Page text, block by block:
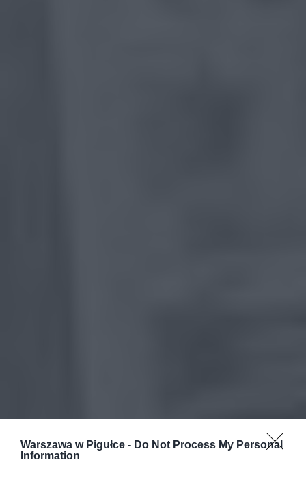
Warszawa w Pigułce - Do Not Process My Personal
Information